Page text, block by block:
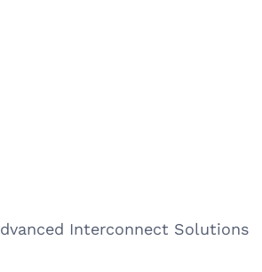
Interconnect Solutions